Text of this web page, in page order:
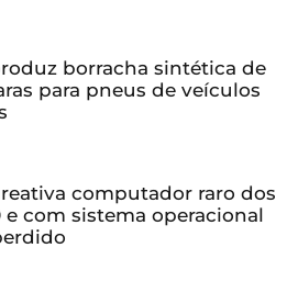
borracha sintética de
para pneus de veículos
computador raro dos
e com sistema operacional